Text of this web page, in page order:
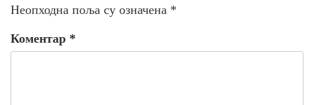
Неопходна поља су означена *
Коментар *